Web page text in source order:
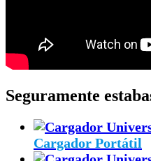
Seguramente
Cargador Portátil